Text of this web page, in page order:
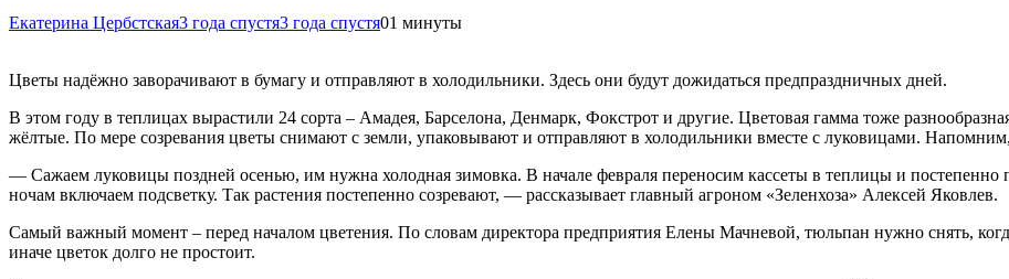
Екатерина Цербстская3 года спустя3 года спустя01 минуты
Цветы надёжно заворачивают в бумагу и отправляют в холодильники. Здесь они будут дожидаться предпраздничных дней.
В этом году в теплицах вырастили 24 сорта – Амадея, Барселона, Денмарк, Фокстрот и другие. Цветовая гамма тоже
жёлтые. По мере созревания цветы снимают с земли, упаковывают и отправляют в холодильники вместе с луковицами.
— Сажаем луковицы поздней осенью, им нужна холодная зимовка. В начале февраля переносим кассеты в теплицы и постепенно
ночам включаем подсветку. Так растения постепенно созревают, — рассказывает главный агроном «Зеленхоза» Алексей Яковлев.
Самый важный момент – перед началом цветения. По словам директора предприятия Елены Мачневой, тюльпан нужно снять,
иначе цветок долго не простоит.